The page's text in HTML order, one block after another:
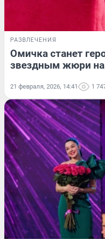
РАЗВЛЕЧЕНИЯ
Омичка станет
звездным жюри
21 февраля, 2026, 14:41 1